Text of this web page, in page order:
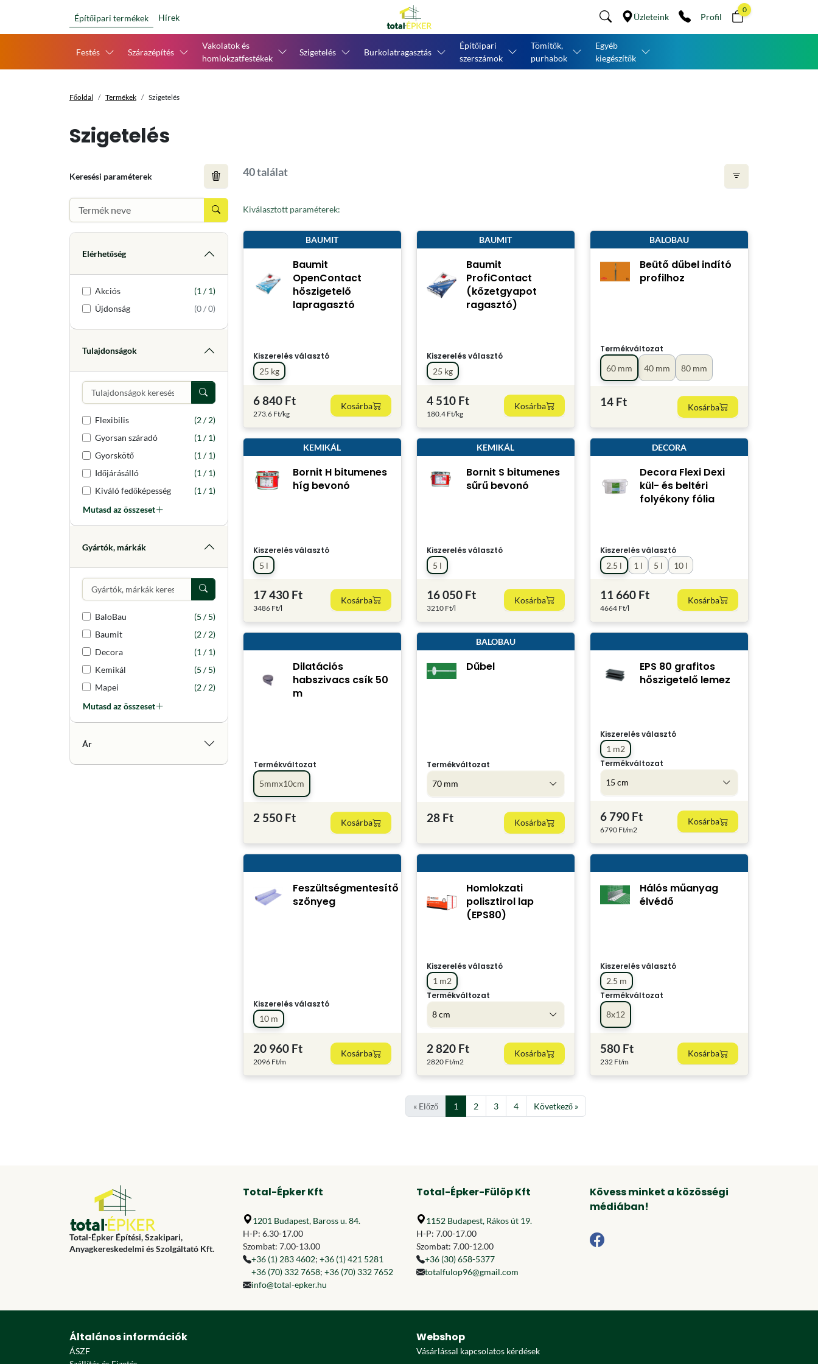
Építőipari termékek Hírek Üzleteink Profil
0
Festés Szárazépítés
Vakolatok és
homlokzatfestékek
Szigetelés Burkolatragasztás
Építőipari
szerszámok
Tömítők,
purhabok
Egyéb
kiegészítők
Főoldal Termékek Szigetelés
Szigetelés
Keresési paraméterek
Elérhetőség
Akciós
(1 / 1)
Újdonság
(0 / 0)
Tulajdonságok
Flexibilis
(2 / 2)
Gyorsan száradó
(1 / 1)
Gyorskötő
(1 / 1)
Időjárásálló
(1 / 1)
Kiváló fedőképesség
(1 / 1)
Mutasd az összeset
Gyártók, márkák
BaloBau
(5 / 5)
Baumit
(2 / 2)
Decora
(1 / 1)
Kemikál
(5 / 5)
Mapei
(2 / 2)
Mutasd az összeset
Ár
40 találat
Kiválasztott paraméterek:
BAUMIT
Baumit
OpenContact
hőszigetelő
lapragasztó
Kiszerelés választó
25 kg
6 840 Ft
273.6 Ft/kg
Kosárba
BAUMIT
Baumit
ProfiContact
(kőzetgyapot
ragasztó)
Kiszerelés választó
25 kg
4 510 Ft
180.4 Ft/kg
Kosárba
BALOBAU
Beütő dűbel indító
profilhoz
Termékváltozat
40 mm
60 mm 80 mm
14 Ft Kosárba
KEMIKÁL
Bornit H bitumenes
híg bevonó
Kiszerelés választó
5 l
17 430 Ft
3486 Ft/l
Kosárba
KEMIKÁL
Bornit S bitumenes
sűrű bevonó
Kiszerelés választó
5 l
16 050 Ft
3210 Ft/l
Kosárba
DECORA
Decora Flexi Dexi
kül- és beltéri
folyékony fólia
Kiszerelés választó
1 l
2.5 l 5 l 10 l
11 660 Ft
4664 Ft/l
Kosárba
Dilatációs
habszivacs csík 50
m
Termékváltozat
5mmx10cm
2 550 Ft Kosárba
BALOBAU
Dűbel
Termékváltozat
70 mm
28 Ft Kosárba
EPS 80 grafitos
hőszigetelő lemez
Kiszerelés választó
1 m2
Termékváltozat
15 cm
6 790 Ft
6790 Ft/m2
Kosárba
Feszültségmentesítő
szőnyeg
Kiszerelés választó
10 m
20 960 Ft
2096 Ft/m
Kosárba
Homlokzati
polisztirol lap
(EPS80)
Kiszerelés választó
1 m2
Termékváltozat
8 cm
2 820 Ft
2820 Ft/m2
Kosárba
Hálós műanyag
élvédő
Kiszerelés választó
2.5 m
Termékváltozat
8x12
580 Ft
232 Ft/m
Kosárba
« Előző 1 2 3 4 Következő »
Total-Épker Építési, Szakipari,
Anyagkereskedelmi és Szolgáltató Kft.
Total-Épker Kft
1201 Budapest, Baross u. 84.
H-P: 6.30-17.00
Szombat: 7.00-13.00
+36 (1) 283 4602; +36 (1) 421 5281
+36 (70) 332 7658; +36 (70) 332 7652
info@total-epker.hu
Total-Épker-Fülöp Kft
1152 Budapest, Rákos út 19.
H-P: 7.00-17.00
Szombat: 7.00-12.00
+36 (30) 658-5377
totalfulop96@gmail.com
Kövess minket a közösségi
médiában!
Általános információk
ÁSZF
Webshop
Vásárlással kapcsolatos kérdések